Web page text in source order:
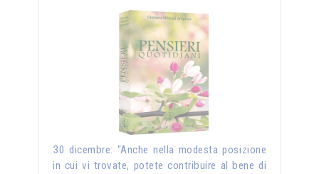
30 dicembre: "Anche nella modesta posizione
in cui vi trovate, potete contribuire al bene di